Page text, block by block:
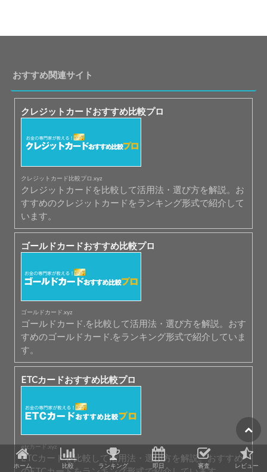
おすすめ関連サイト
クレジットカードおすすめ比較プロ
クレジットカード比較プロ.xyz
クレジットカードを比較して活用法・選び方を解説。お
すすめのクレジットカードをランキング形式で紹介して
います。
ゴールドカードおすすめ比較プロ
ゴールドカード.xyz
ゴールドカード.を比較して活用法・選び方を解説。おす
すめのゴールドカード.をランキング形式で紹介していま
す。
ETCカードおすすめ比較プロ
etcカード.xyz
ETCカードを比較して活用法・選び方を解説。おすすめ
ホーム 比較 ランキング 即日 審査 レビュー